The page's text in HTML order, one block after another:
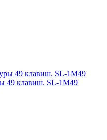
49 клавиш. SL-1M49